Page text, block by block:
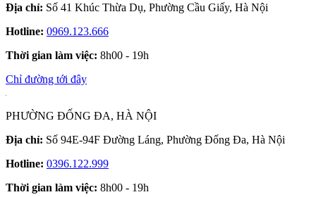
Địa chỉ: Số 41 Khúc Thừa Dụ, Phường Cầu Giấy, Hà Nội
Hotline: 0969.123.666
Thời gian làm việc: 8h00 - 19h
Chỉ đường tới đây
PHƯỜNG ĐỐNG ĐA, HÀ NỘI
Địa chỉ: Số 94E-94F Đường Láng, Phường Đống Đa, Hà Nội
Hotline: 0396.122.999
Thời gian làm việc: 8h00 - 19h